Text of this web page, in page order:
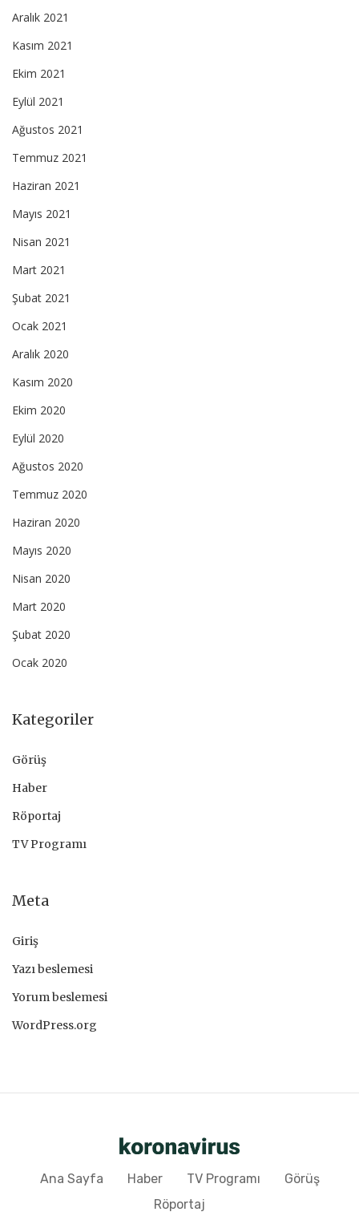
Aralık 2021
Kasım 2021
Ekim 2021
Eylül 2021
Ağustos 2021
Temmuz 2021
Haziran 2021
Mayıs 2021
Nisan 2021
Mart 2021
Şubat 2021
Ocak 2021
Aralık 2020
Kasım 2020
Ekim 2020
Eylül 2020
Ağustos 2020
Temmuz 2020
Haziran 2020
Mayıs 2020
Nisan 2020
Mart 2020
Şubat 2020
Ocak 2020
Kategoriler
Görüş
Haber
Röportaj
TV Programı
Meta
Giriş
Yazı beslemesi
Yorum beslemesi
WordPress.org
Ana Sayfa Haber TV Programı
Görüş
Röportaj